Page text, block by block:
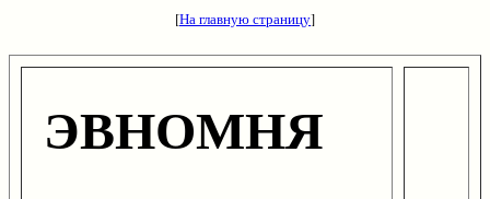
[На главную страницу]
ЭВНОМНЯ